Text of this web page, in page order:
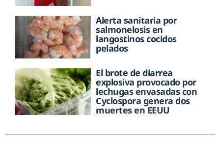
Alerta sanitaria por
salmonelosis en
langostinos cocidos
pelados
El brote de diarrea
explosiva provocado por
lechugas envasadas con
Cyclospora genera dos
muertes en EEUU